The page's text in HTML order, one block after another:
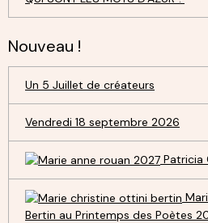
Nouveau !
Un 5 Juillet de créateurs
Vendredi 18 septembre 2026
Patricia
Bertin au Printemps des Poètes